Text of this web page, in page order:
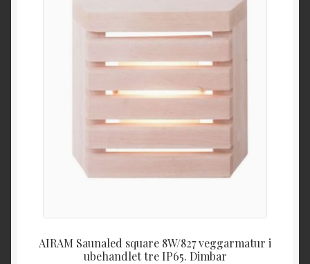
AIRAM Saunaled square 8W/827 veggarmatur i
ubehandlet tre IP65. Dimbar